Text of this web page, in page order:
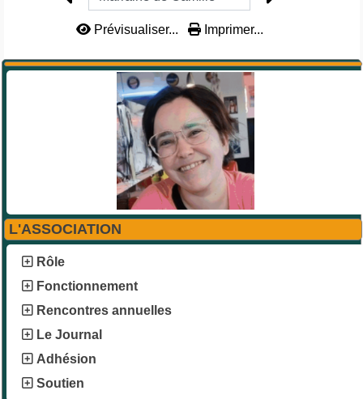
L'ASSOCIATION
Rôle
Fonctionnement
Rencontres annuelles
Le Journal
Adhésion
Soutien
Prévisualiser... Imprimer...